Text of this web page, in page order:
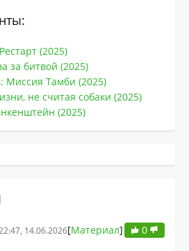
Рестарт (2025)
за битвой (2025)
Миссия Тамби (2025)
не считая собаки (2025)
(2025)
14.06.2026[Материал] 0